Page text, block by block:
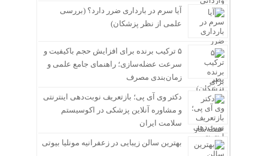
آیا سرم در بارداری ضرر دارد؟ (بررسی
علمی از نظر پزشکان)
۵ ترکیب برنده برای افزایش حجم باکیفیت و
سرعت عضله‌سازی؛ راهنمای جامع علمی و
زمان‌بندی مصرف
دکتر وی آی پی؛ بازتعریف نوبت‌دهی اینترنتی
و مشاوره آنلاین پزشکی در اکوسیستم
سلامت ایران
بهترین سالن زیبایی در زعفرانیه مونلیا بیوتی